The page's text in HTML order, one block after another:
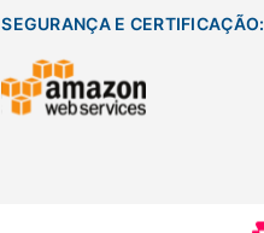
SEGURANÇA E CERTIFICAÇÃO: